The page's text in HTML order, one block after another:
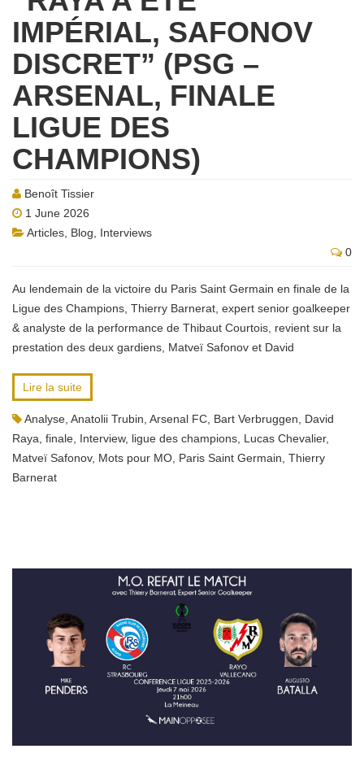
IMPÉRIAL, SAFONOV
DISCRET” (PSG –
ARSENAL, FINALE
LIGUE DES
CHAMPIONS)
Benoît Tissier
1 June 2026
Articles Blog
Interviews
0
Au lendemain de la victoire du Paris Saint Germain en finale de la
Ligue des Champions, Thierry Barnerat, expert senior goalkeeper
& analyste de la performance de Thibaut Courtois, revient sur la
prestation des deux gardiens, Matveï Safonov et David
Lire la suite
Analyse Anatolii Trubin Arsenal FC Bart Verbruggen
David
Raya finale Interview, ligue des champions Lucas Chevalier,
Matveï Safonov, Mots pour MO Paris Saint Germain Thierry
Barnerat